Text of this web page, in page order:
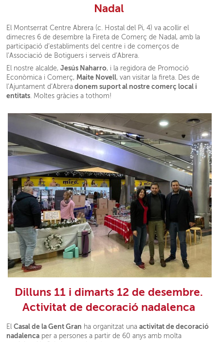
Nadal
El Montserrat Centre Abrera (c. Hostal del Pi, 4) va acollir el
dimecres 6 de desembre la Fireta de Comerç de Nadal, amb la
participació d’establiments del centre i de comerços de
l’Associació de Botiguers i serveis d’Abrera.
El nostre alcalde,Jesús Naharro, i la regidora de Promoció
Econòmica i Comerç, Maite Novell, van visitar la fireta. Des de
l’Ajuntament d’Abrera donem suport al nostre comerç local i
entitats. Moltes gràcies a tothom!
Dilluns 11 i dimarts 12 de desembre.
Activitat de decoració nadalenca
ElCasal de la Gent Gran ha organitzat unaactivitat de decoració
nadalenca per a persones a partir de 60 anys amb molta